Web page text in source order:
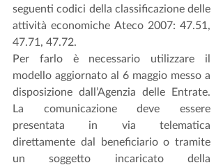
seguenti codici della classificazione delle
attività economiche Ateco 2007: 47.51,
47.71, 47.72.
Per farlo è necessario utilizzare il
modello aggiornato al 6 maggio messo a
disposizione dall’Agenzia delle Entrate.
La comunicazione deve essere
presentata in via telematica
direttamente dal beneficiario o tramite
un soggetto incaricato della